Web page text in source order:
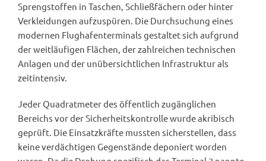
Sprengstoffen in Taschen, Schließfächern oder hinter
Verkleidungen aufzuspüren. Die Durchsuchung eines
modernen Flughafenterminals gestaltet sich aufgrund
der weitläufigen Flächen, der zahlreichen technischen
Anlagen und der unübersichtlichen Infrastruktur als
zeitintensiv.
Jeder Quadratmeter des öffentlich zugänglichen
Bereichs vor der Sicherheitskontrolle wurde akribisch
geprüft. Die Einsatzkräfte mussten sicherstellen, dass
keine verdächtigen Gegenstände deponiert worden